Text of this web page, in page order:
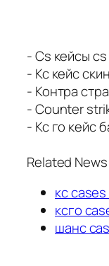
- Cs кейсы
- Кс кейс
- Контра
- Counter
- Кс го кейс
Related
кс
ксго
шанс